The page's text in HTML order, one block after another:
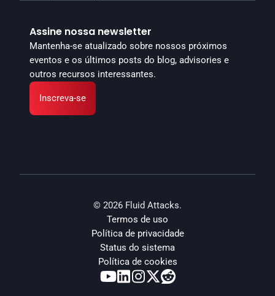
Assine nossa newsletter
Mantenha-se atualizado sobre nossos próximos
eventos e os últimos posts do blog, advisories e
outros recursos interessantes.
Inscreva-se
© 2026 Fluid Attacks.
Termos de uso
Política de privacidade
Status do sistema
Política de cookies
 